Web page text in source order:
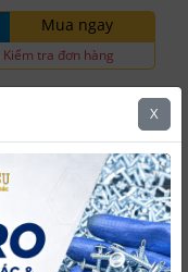
Mua ngay
Kiểm tra đơn hàng
X